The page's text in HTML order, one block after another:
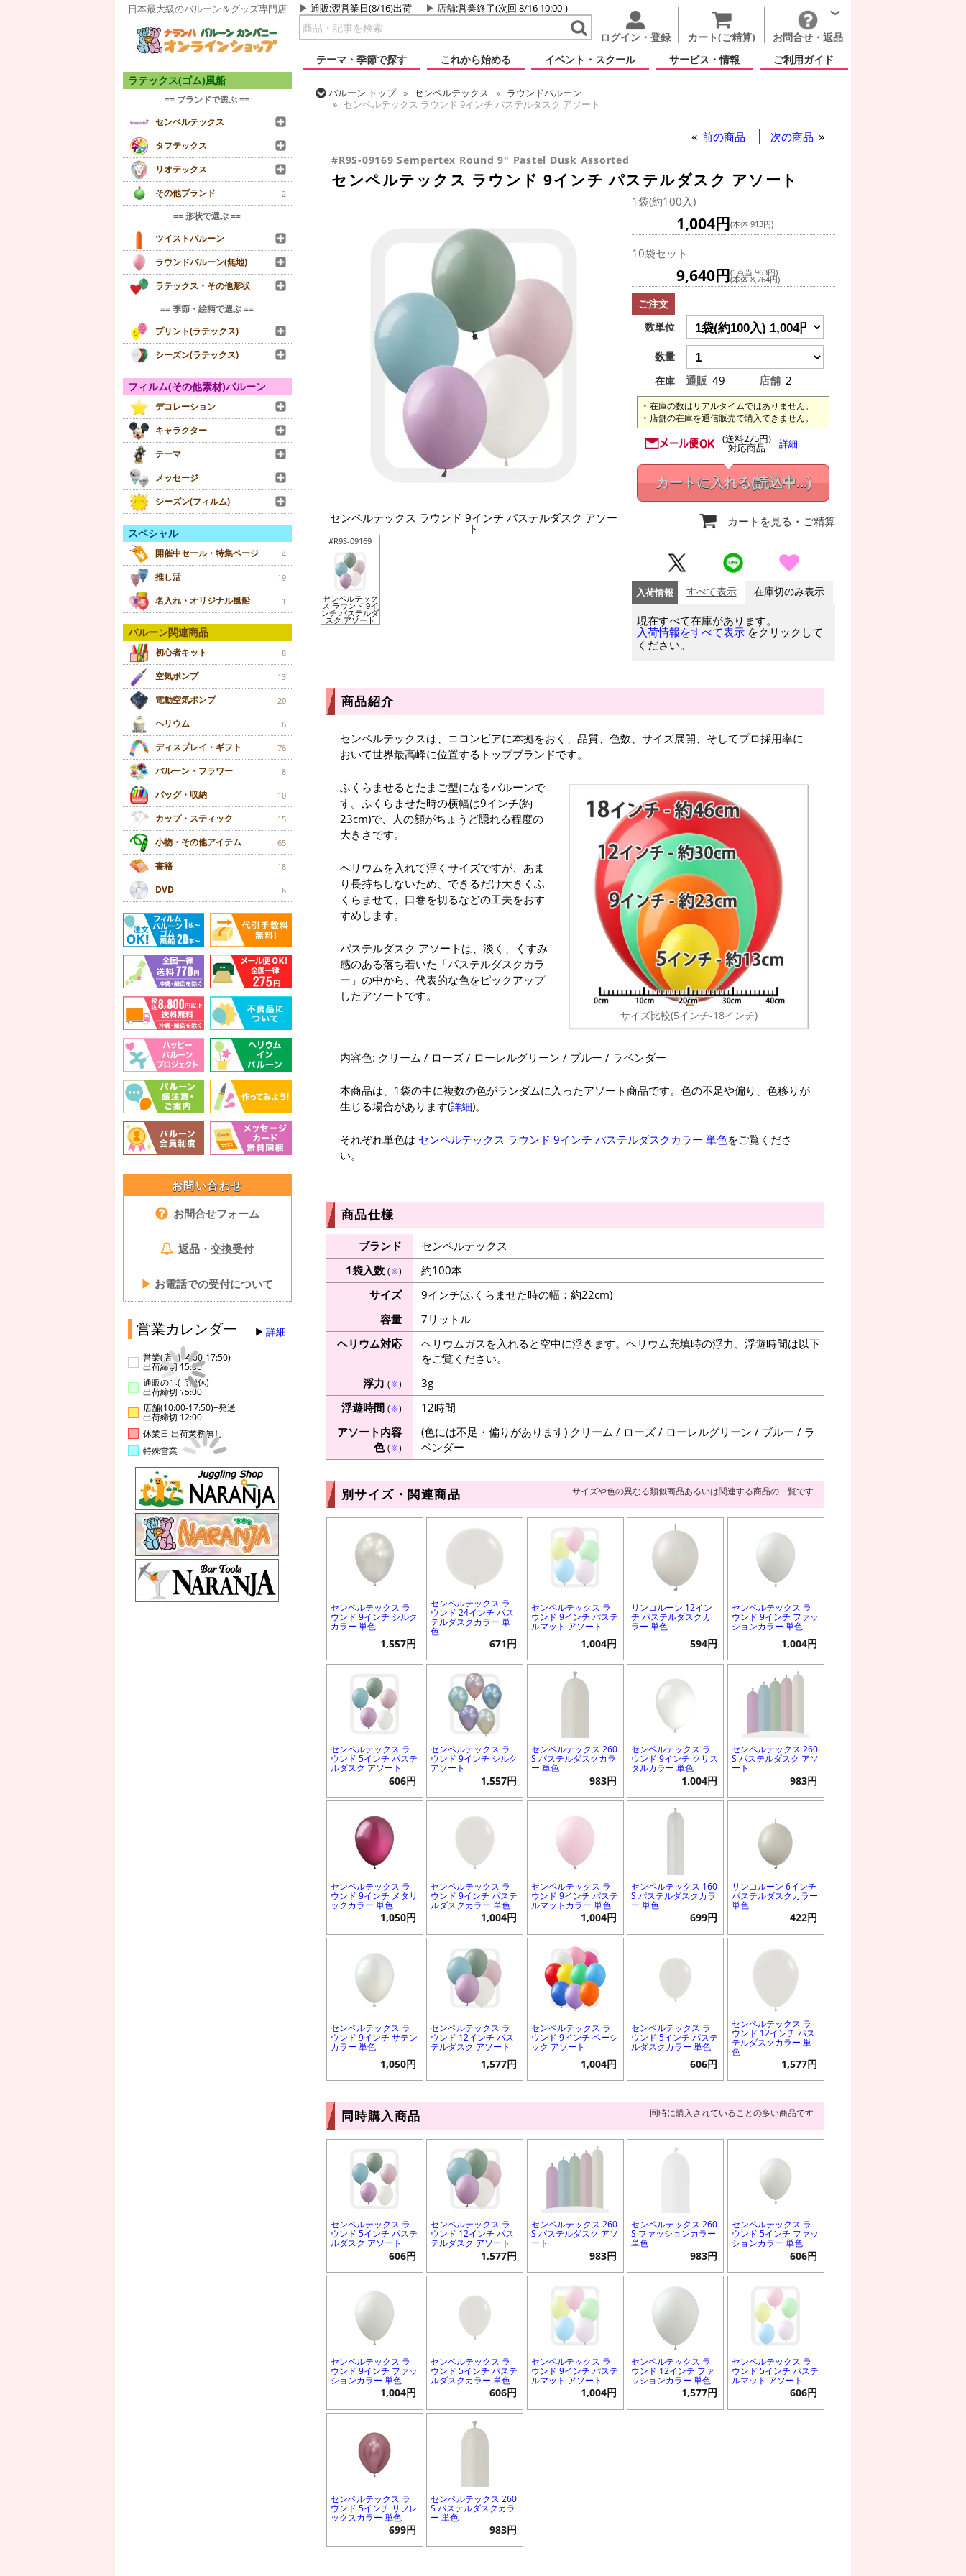
日本最大級のバルーン＆グッズ専門店 通販:翌営業日(8/16)出荷 店舗:営業終了(次回 8/16 10:00-)
ログイン・登録 カート(ご精算)
お問合せ・返品
テーマ・季節で探す
これから始める イベント・スクール サービス・情報 ご利用ガイド
ラテックス(ゴム)風船
== ブランドで選ぶ ==
センペルテックス
タフテックス
リオテックス
その他ブランド
2
== 形状で選ぶ ==
ツイストバルーン
ラウンドバルーン(無地)
ラテックス・その他形状
== 季節・絵柄で選ぶ ==
プリント(ラテックス)
シーズン(ラテックス)
フィルム(その他素材)バルーン
デコレーション
キャラクター
テーマ
メッセージ
シーズン(フィルム)
スペシャル
開催中セール・特集ページ 4
推し活 19
名入れ・オリジナル風船 1
バルーン関連商品
初心者キット 8
空気ポンプ 13
電動空気ポンプ 20
ヘリウム 6
ディスプレイ・ギフト 76
バルーン・フラワー 8
バッグ・収納 10
カップ・スティック 15
小物・その他アイテム 65
書籍 18
DVD 6
お問い合わせ
お問合せフォーム
返品・交換受付
▶ お電話での受付について
営業カレンダー 詳細
営業(店舗14:00-17:50)
出荷締切 15:00
通販のみ(店舗休)
出荷締切 15:00
店舗(10:00-17:50)+発送
出荷締切 12:00
休業日 出荷業務無し
特殊営業
バルーン トップ センペルテックス
ラウンドバルーン
センペルテックス ラウンド 9インチ パステルダスク アソート
前の商品 次の商品
#R9S-09169 Sempertex Round 9" Pastel Dusk Assorted
センペルテックス ラウンド 9インチ パステルダスク アソート
センペルテックス ラウンド 9インチ パステルダスク アソー
ト
#R9S-09169
センペルテック
ス ラウンド 9イ
ンチ パステルダ
スク アソート
1袋(約100入)
1,004円(本体 913円)
10袋セット
9,640円(1点当 963円)
(本体 8,764円)
ご注文
数単位
数量
在庫
通販 49 店舗 2
在庫の数はリアルタイムではありません。
店舗の在庫を通信販売で購入できません。
(送料275円)
対応商品 詳細
カートに入れる(読込中...)
カートを見る ・ご精算
入荷情報 すべて表示 在庫切のみ表示
現在すべて在庫があります。
入荷情報をすべて表示 をクリックして
ください。
商品紹介
センペルテックスは、コロンビアに本拠をおく、品質、色数、サイズ展開、そしてプロ採用率に
おいて世界最高峰に位置するトップブランドです。
サイズ比較(5インチ-18インチ)
ふくらませるとたまご型になるバルーンで
す。ふくらませた時の横幅は9インチ(約
23cm)で、人の顔がちょうど隠れる程度の
大きさです。
ヘリウムを入れて浮くサイズですが、あま
り長持ちしないため、できるだけ大きくふ
くらませて、口巻を切るなどの工夫をおす
すめします。
パステルダスク アソートは、淡く、くすみ
感のある落ち着いた「パステルダスクカラ
ー」の中から、代表的な色をピックアップ
したアソートです。
内容色: クリーム / ローズ / ローレルグリーン / ブルー / ラベンダー
本商品は、1袋の中に複数の色がランダムに入ったアソート商品です。色の不足や偏り、色移りが
生じる場合があります(詳細)。
それぞれ単色は センペルテックス ラウンド 9インチ パステルダスクカラー 単色をご覧くださ
い。
商品仕様
ブランド
センペルテックス
1袋入数 (※)
約100本
サイズ
9インチ(ふくらませた時の幅：約22cm)
容量
7リットル
ヘリウム対応
ヘリウムガスを入れると空中に浮きます。ヘリウム充填時の浮力、浮遊時間は以下
をご覧ください。
浮力 (※)
3g
浮遊時間 (※)
12時間
アソート内容
色(※)
(色には不足・偏りがあります) クリーム / ローズ / ローレルグリーン / ブルー / ラ
ベンダー
別サイズ・関連商品 サイズや色の異なる類似商品あるいは関連する商品の一覧です
センペルテックス ラ
ウンド 9インチ シルク
カラー 単色
1,557円
センペルテックス ラ
ウンド 24インチ パス
テルダスクカラー 単
色
671円
センペルテックス ラ
ウンド 9インチ パステ
ルマット アソート
1,004円
リンコルーン 12イン
チ パステルダスクカ
ラー 単色
594円
センペルテックス ラ
ウンド 9インチ ファッ
ションカラー 単色
1,004円
センペルテックス ラ
ウンド 5インチ パステ
ルダスク アソート
606円
センペルテックス ラ
ウンド 9インチ シルク
アソート
1,557円
センペルテックス 260
S パステルダスクカラ
ー 単色
983円
センペルテックス ラ
ウンド 9インチ クリス
タルカラー 単色
1,004円
センペルテックス 260
S パステルダスク アソ
ート
983円
センペルテックス ラ
ウンド 9インチ メタリ
ックカラー 単色
1,050円
センペルテックス ラ
ウンド 9インチ パステ
ルダスクカラー 単色
1,004円
センペルテックス ラ
ウンド 9インチ パステ
ルマットカラー 単色
1,004円
センペルテックス 160
S パステルダスクカラ
ー 単色
699円
リンコルーン 6インチ
パステルダスクカラー
単色
422円
センペルテックス ラ
ウンド 9インチ サテン
カラー 単色
1,050円
センペルテックス ラ
ウンド 12インチ パス
テルダスク アソート
1,577円
センペルテックス ラ
ウンド 9インチ ベーシ
ック アソート
1,004円
センペルテックス ラ
ウンド 5インチ パステ
ルダスクカラー 単色
606円
センペルテックス ラ
ウンド 12インチ パス
テルダスクカラー 単
色
1,577円
同時購入商品 同時に購入されていることの多い商品です
センペルテックス ラ
ウンド 5インチ パステ
ルダスク アソート
606円
センペルテックス ラ
ウンド 12インチ パス
テルダスク アソート
1,577円
センペルテックス 260
S パステルダスク アソ
ート
983円
センペルテックス 260
S ファッションカラー
単色
983円
センペルテックス ラ
ウンド 5インチ ファッ
ションカラー 単色
606円
センペルテックス ラ
ウンド 9インチ ファッ
ションカラー 単色
1,004円
センペルテックス ラ
ウンド 5インチ パステ
ルダスクカラー 単色
606円
センペルテックス ラ
ウンド 9インチ パステ
ルマット アソート
1,004円
センペルテックス ラ
ウンド 12インチ ファ
ッションカラー 単色
1,577円
センペルテックス ラ
ウンド 5インチ パステ
ルマット アソート
606円
センペルテックス ラ
ウンド 5インチ リフレ
ックスカラー 単色
699円
センペルテックス 260
S パステルダスクカラ
ー 単色
983円